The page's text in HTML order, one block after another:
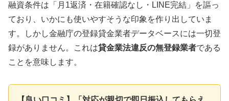
融資条件は「月1返済・在籍確認なし・LINE完結」を謳っ
ており、いかにも使いやすそうな印象を作り出していま
す。しかし金融庁の登録貸金業者データベースには一切登
録がありません。これは貸金業法違反の無登録業者である
ことを意味します。